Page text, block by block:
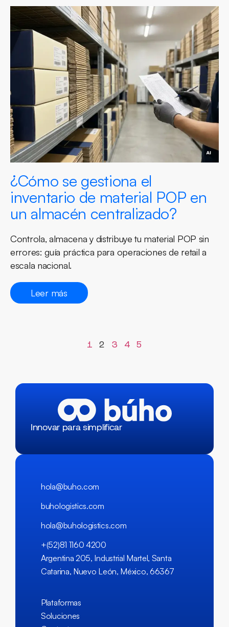
¿Cómo se gestiona el
inventario de material POP en
un almacén centralizado?
Controla, almacena y distribuye tu material POP sin
errores: guía práctica para operaciones de retail a
escala nacional.
Leer más
1 2 3 4 5
Innovar para simplificar
hola@buho.com
buhologistics.com
hola@buhologistics.com
+(52)81 1160 4200
Argentina 205, Industrial Martel, Santa
Catarina, Nuevo León, México, 66367
Plataformas
Soluciones